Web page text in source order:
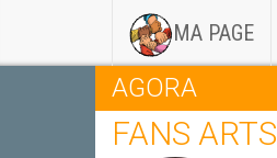
MA PAGE
AGORA
FANS ARTS